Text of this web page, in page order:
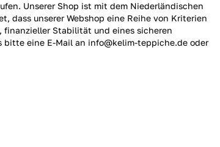
Unserer Shop ist mit dem Niederländischen
dass unserer Webshop eine Reihe von Kriterien
finanzieller Stabilität und eines sicheren
bitte eine E-Mail an info@kelim-teppiche.de oder